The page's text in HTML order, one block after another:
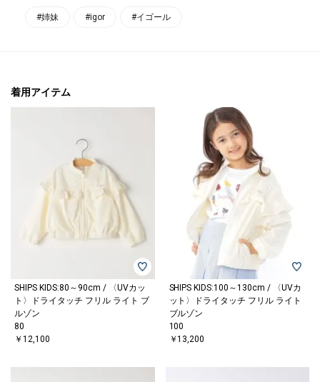
#姉妹 #igor #イゴール
着用アイテム
SHIPS KIDS:80～90cm / 〈UVカッ
ト〉ドライタッチ フリル ライト ブ
ルゾン
80
￥12,100
SHIPS KIDS:100～130cm / 〈UVカ
ット〉ドライタッチ フリル ライト
ブルゾン
100
￥13,200